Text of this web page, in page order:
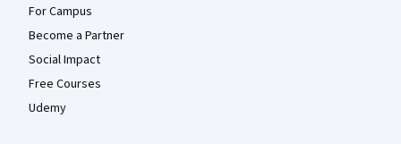
For Campus
Become a Partner
Social Impact
Free Courses
Udemy